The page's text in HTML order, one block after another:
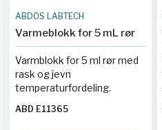
ABDOS LABTECH
Varmeblokk for 5 mL rør
Varmblokk for 5 ml rør med
rask og jevn
temperaturfordeling.
ABD E11365